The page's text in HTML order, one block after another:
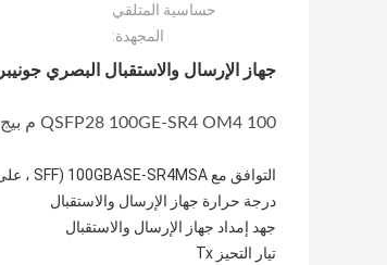
حساسية المتلقي
المجهدة:
جهاز الإرسال والاستقبال البصري جونيبر QSFP-100G-SR4-ET QSFP28100GE-SR4 OM4 100 متر
QSFP28 100GE-SR4 OM4 100 م بيج سحب MPO
التوافق مع 100GBASE-SR4MSA (SFF ، على سبيل المثال SFF-8665) SFF-8636 مراقبة التشخيص الرقمي
درجة حرارة جهاز الإرسال والاستقبال
جهد إمداد جهاز الإرسال والاستقبال
تيار التحيز Tx